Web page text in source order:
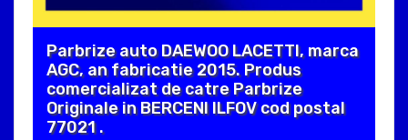
Parbrize auto DAEWOO LACETTI, marca
AGC, an fabricatie 2015. Produs
comercializat de catre Parbrize
Originale in BERCENI ILFOV cod postal
77021 .